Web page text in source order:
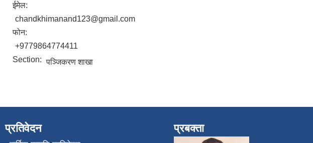
ईमेल:
chandkhimanand123@gmail.com
फोन:
+9779864774411
Section: पञ्जिकरण शाखा
प्रतिवेदन प्रबक्ता